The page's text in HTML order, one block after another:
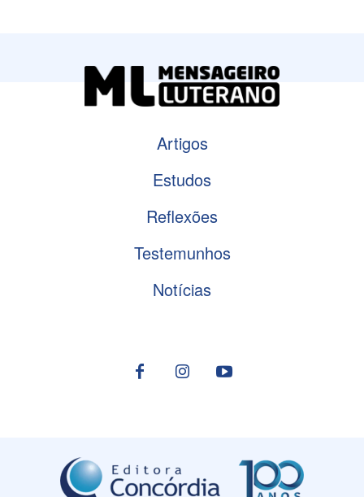
Artigos
Estudos
Reflexões
Testemunhos
Notícias